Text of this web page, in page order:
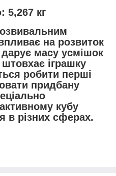
5,267 кг
на розвиток
масу усмішок
іграшку
робити перші
придбану
кубу
в різних сферах.